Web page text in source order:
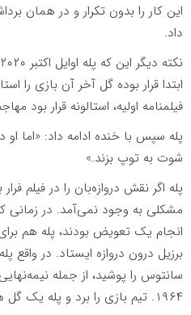
این کار را بدون تکرار و در همان
داد.
ابتدا قرار بوده گل آخر آن بازی را
فیلمنامه اولیه، استالونه قرار بود
پله سپس با خنده ادامه داد: «اما
شوت به توپ بزند.»
پله اگر نقش دروازه‌بان را در فیلم
مشکلی به وجود نمی‌آمد. در زمانی
انجام یک تعویض بودند، پله هم
برزیل درون دروازه ایستاد. در واقع
سانتوس را پوشید، از جمله
۱۹۶۴. تیم بازی را برد و پله یک گل هم نخورد.